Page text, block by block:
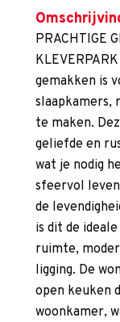
PRACHTIGE
gemakken is
slaapkamers,
te maken.
geliefde en
wat je nodig
sfeervol
de
is dit de
ruimte,
ligging. De
open keuken
woonkamer,